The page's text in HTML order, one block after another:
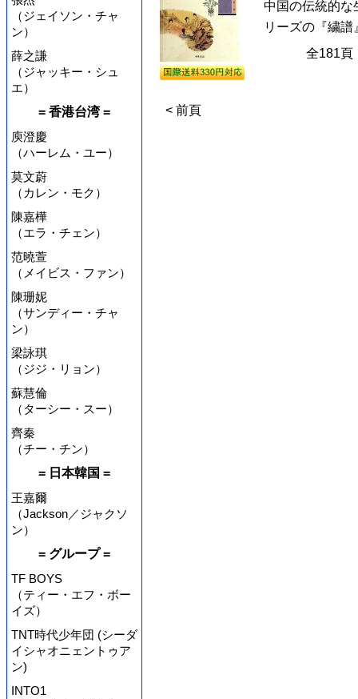
（ジェイソン・チャ
ン）
薛之謙
（ジャッキー・シュ
エ）
= 香港台湾 =
庾澄慶
（ハーレム・ユー）
莫文蔚
（カレン・モク）
陳嘉樺
（エラ・チェン）
范曉萱
（メイビス・ファン）
陳珊妮
（サンディー・チャ
ン）
梁詠琪
（ジジ・リョン）
蘇慧倫
（ターシー・スー）
齊秦
（チー・チン）
= 日本韓国 =
王嘉爾
（Jackson／ジャクソ
ン）
= グループ =
TF BOYS
（ティー・エフ・ボー
イズ）
TNT時代少年団 (シーダ
イシャオニェントゥア
ン)
INTO1
中国の伝統的な
リーズの『繍譜
全181
< 前頁